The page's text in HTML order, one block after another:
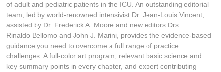
of adult and pediatric patients in the ICU. An outstanding editorial
team, led by world-renowned intensivist Dr. Jean-Louis Vincent,
assisted by Dr. Frederick A. Moore and new editors Drs.
Rinaldo Bellomo and John J. Marini, provides the evidence-based
guidance you need to overcome a full range of practice
challenges. A full-color art program, relevant basic science and
key summary points in every chapter, and expert contributing